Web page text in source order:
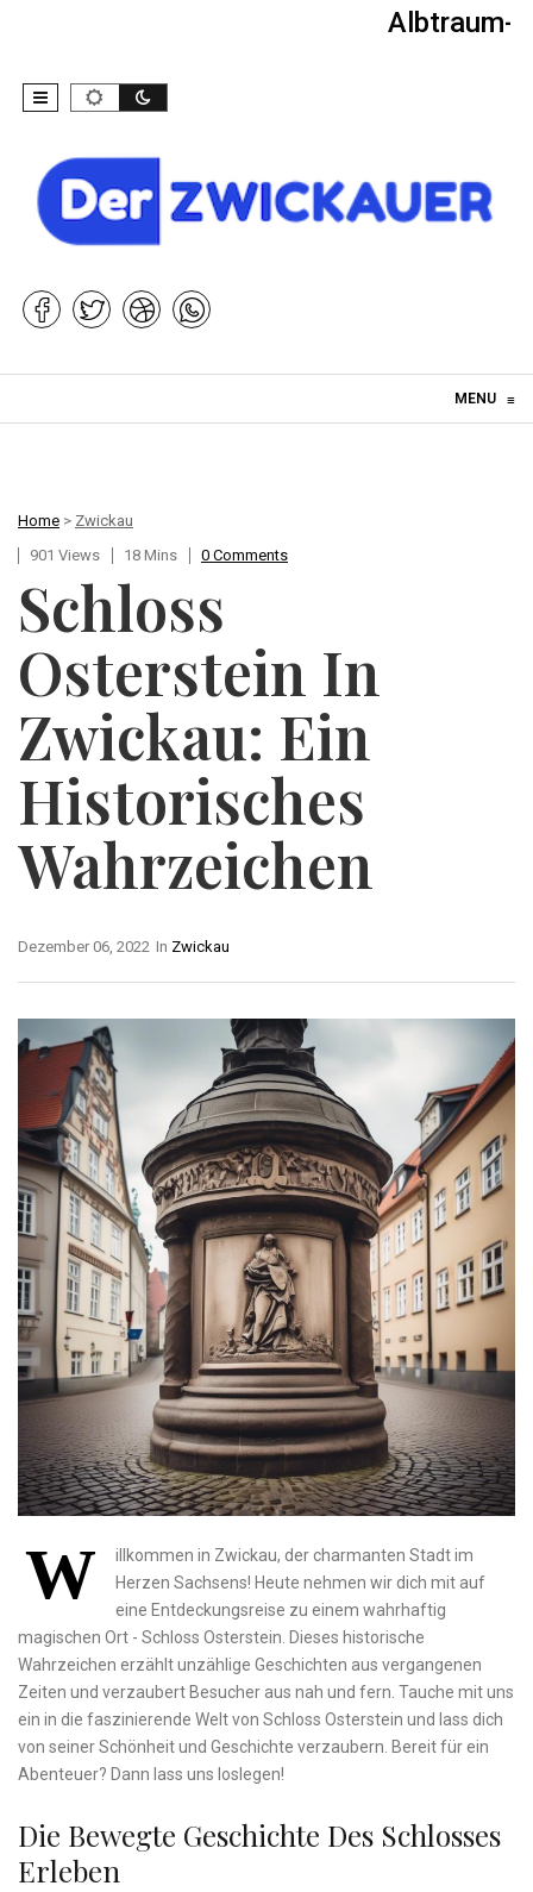
Albtraum-
MENU ≡
Home > Zwickau
901 Views
18 Mins 0 Comments
Schloss
Osterstein In
Zwickau: Ein
Historisches
Wahrzeichen
In Zwickau
Dezember 06, 2022
W
illkommen in⁤ Zwickau, der ‌charmanten Stadt im
Herzen Sachsens! Heute ​nehmen wir dich⁢ mit⁣ auf
eine Entdeckungsreise⁤ zu einem⁤ wahrhaftig
magischen⁢ Ort -⁣ Schloss Osterstein. Dieses historische
Wahrzeichen erzählt​ unzählige Geschichten ⁢aus vergangenen
Zeiten und verzaubert Besucher​ aus nah und fern. Tauche mit uns
ein in die ⁣faszinierende Welt von Schloss Osterstein⁢ und lass⁤ dich
von seiner Schönheit und⁢ Geschichte verzaubern. Bereit für‍ ein
Abenteuer? ‌Dann lass ‍uns loslegen!
Die⁢ Bewegte Geschichte Des Schlosses‍
Erleben